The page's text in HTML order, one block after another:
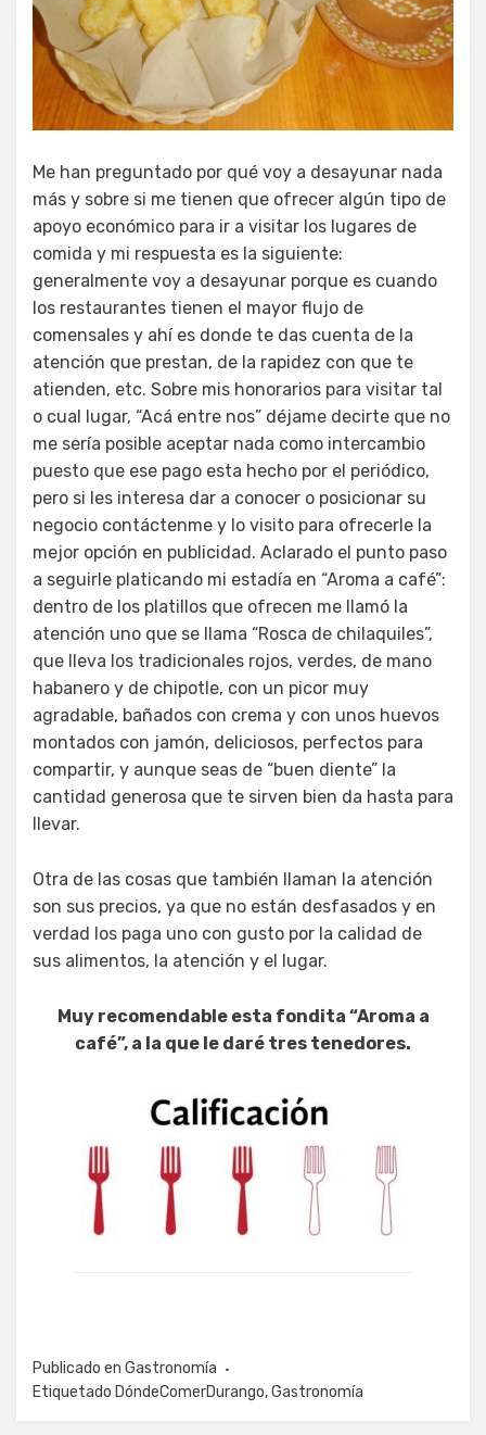
Me han preguntado por qué voy a desayunar nada
más y sobre si me tienen que ofrecer algún tipo de
apoyo económico para ir a visitar los lugares de
comida y mi respuesta es la siguiente:
generalmente voy a desayunar porque es cuando
los restaurantes tienen el mayor flujo de
comensales y ahí es donde te das cuenta de la
atención que prestan, de la rapidez con que te
atienden, etc. Sobre mis honorarios para visitar tal
o cual lugar, “Acá entre nos” déjame decirte que no
me sería posible aceptar nada como intercambio
puesto que ese pago esta hecho por el periódico,
pero si les interesa dar a conocer o posicionar su
negocio contáctenme y lo visito para ofrecerle la
mejor opción en publicidad. Aclarado el punto paso
a seguirle platicando mi estadía en “Aroma a café”:
dentro de los platillos que ofrecen me llamó la
atención uno que se llama “Rosca de chilaquiles”,
que lleva los tradicionales rojos, verdes, de mano
habanero y de chipotle, con un picor muy
agradable, bañados con crema y con unos huevos
montados con jamón, deliciosos, perfectos para
compartir, y aunque seas de “buen diente” la
cantidad generosa que te sirven bien da hasta para
llevar.
Otra de las cosas que también llaman la atención
son sus precios, ya que no están desfasados y en
verdad los paga uno con gusto por la calidad de
sus alimentos, la atención y el lugar.
Muy recomendable esta fondita “Aroma a
café”, a la que le daré tres tenedores.
Publicado en Gastronomía
Etiquetado DóndeComerDurango,Gastronomía